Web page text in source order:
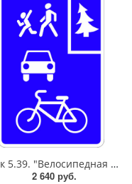
Знак 5.39. "Велосипедная зона",600*900Тип А (1б) Микропризм. (7-9 лет)металл 0.8 мм
2 640 руб.